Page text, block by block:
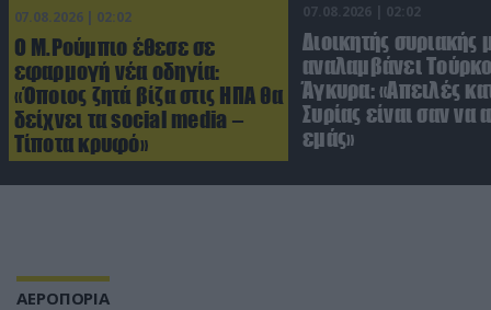
07.08.2026 | 02:02
Ο Μ.Ρούμπιο έθεσε σε
εφαρμογή νέα οδηγία:
«Όποιος ζητά βίζα στις ΗΠΑ θα
δείχνει τα social media –
Τίποτα κρυφό»
07.08.2026 | 02:02
Διοικητής συριακής
αναλαμβάνει
Άγκυρα: «Απειλές
Συρίας είναι σαν να
εμάς»
ΑΕΡΟΠΟΡΙΑ